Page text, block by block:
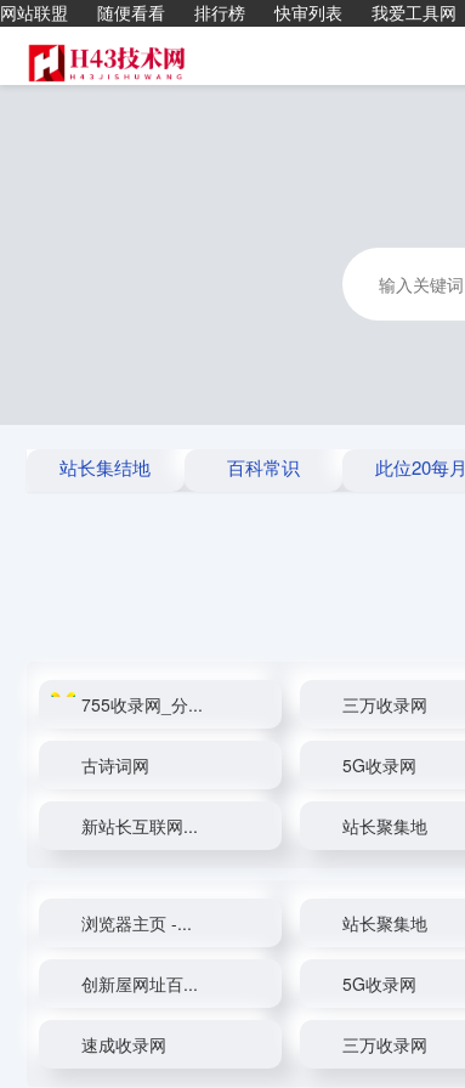
网站联盟 随便看看 排行榜 快审列表 我爱工具网
站长集结地 百科常识 此位20每月
755收录网_分... 三万收录网
古诗词网 5G收录网
新站长互联网... 站长聚集地
浏览器主页 -... 站长聚集地
创新屋网址百... 5G收录网
速成收录网 三万收录网